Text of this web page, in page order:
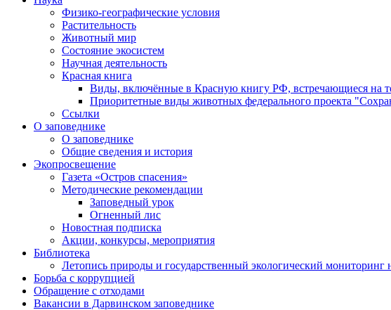
Физико-географические условия
Растительность
Животный мир
Состояние экосистем
Научная деятельность
Красная книга
Виды, включённые в Красную книгу РФ, встречающиеся на
Приоритетные виды животных федерального проекта
Ссылки
О заповеднике
О заповеднике
Общие сведения и история
Экопросвещение
Газета «Остров спасения»
Методические рекомендации
Заповедный урок
Огненный лис
Новостная подписка
Акции, конкурсы, мероприятия
Библиотека
Летопись природы и государственный экологический
Борьба с коррупцией
Обращение с отходами
Вакансии в Дарвинском заповеднике